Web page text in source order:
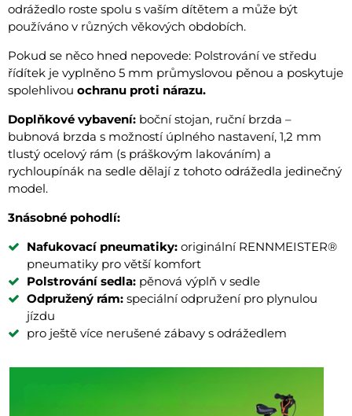
odrážedlo roste spolu s vaším dítětem a může být
používáno v různých věkových obdobích.
Pokud se něco hned nepovede: Polstrování ve středu
řídítek je vyplněno 5 mm průmyslovou pěnou a poskytuje
spolehlivou ochranu proti nárazu.
Doplňkové vybavení: boční stojan, ruční brzda –
bubnová brzda s možností úplného nastavení, 1,2 mm
tlustý ocelový rám (s práškovým lakováním) a
rychloupínák na sedle dělají z tohoto odrážedla jedinečný
model.
3násobné pohodlí:
Nafukovací pneumatiky: originální RENNMEISTER®
pneumatiky pro větší komfort
Polstrování sedla: pěnová výplň v sedle
Odpružený rám: speciální odpružení pro plynulou
jízdu
pro ještě více nerušené zábavy s odrážedlem